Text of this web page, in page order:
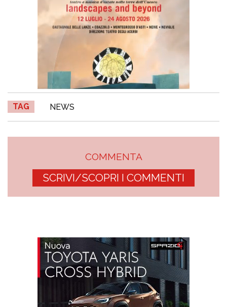
TAG NEWS
COMMENTA
SCRIVI/SCOPRI I COMMENTI